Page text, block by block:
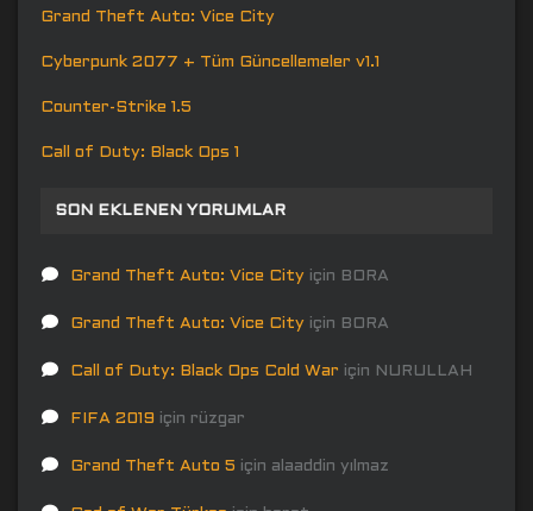
Grand Theft Auto: Vice City
Cyberpunk 2077 + Tüm Güncellemeler v1.1
Counter-Strike 1.5
Call of Duty: Black Ops 1
SON EKLENEN YORUMLAR
Grand Theft Auto: Vice City için BORA
Grand Theft Auto: Vice City için BORA
Call of Duty: Black Ops Cold War için NURULLAH
FIFA 2019 için rüzgar
Grand Theft Auto 5 için alaaddin yılmaz